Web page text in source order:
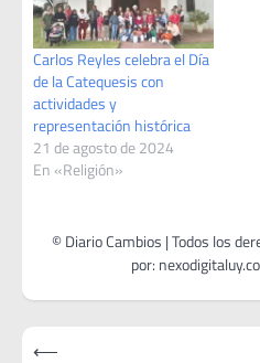
Carlos Reyles celebra el Día
de la Catequesis con
actividades y
representación histórica
21 de agosto de 2024
En «Religión»
Navegación
⟵